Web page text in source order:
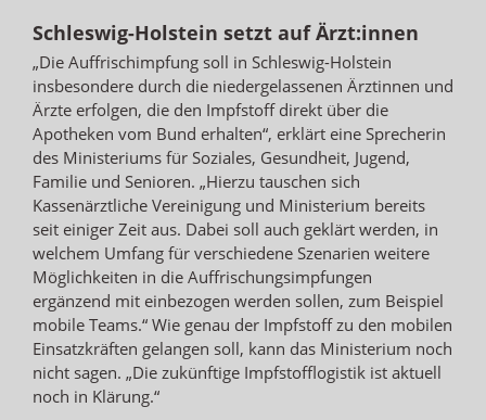
Schleswig-Holstein setzt auf Ärzt:innen
„Die Auffrischimpfung soll in Schleswig-Holstein
insbesondere durch die niedergelassenen Ärztinnen und
Ärzte erfolgen, die den Impfstoff direkt über die
Apotheken vom Bund erhalten“, erklärt eine Sprecherin
des Ministeriums für Soziales, Gesundheit, Jugend,
Familie und Senioren. „Hierzu tauschen sich
Kassenärztliche Vereinigung und Ministerium bereits
seit einiger Zeit aus. Dabei soll auch geklärt werden, in
welchem Umfang für verschiedene Szenarien weitere
Möglichkeiten in die Auffrischungsimpfungen
ergänzend mit einbezogen werden sollen, zum Beispiel
mobile Teams.“ Wie genau der Impfstoff zu den mobilen
Einsatzkräften gelangen soll, kann das Ministerium noch
nicht sagen. „Die zukünftige Impfstofflogistik ist aktuell
noch in Klärung.“